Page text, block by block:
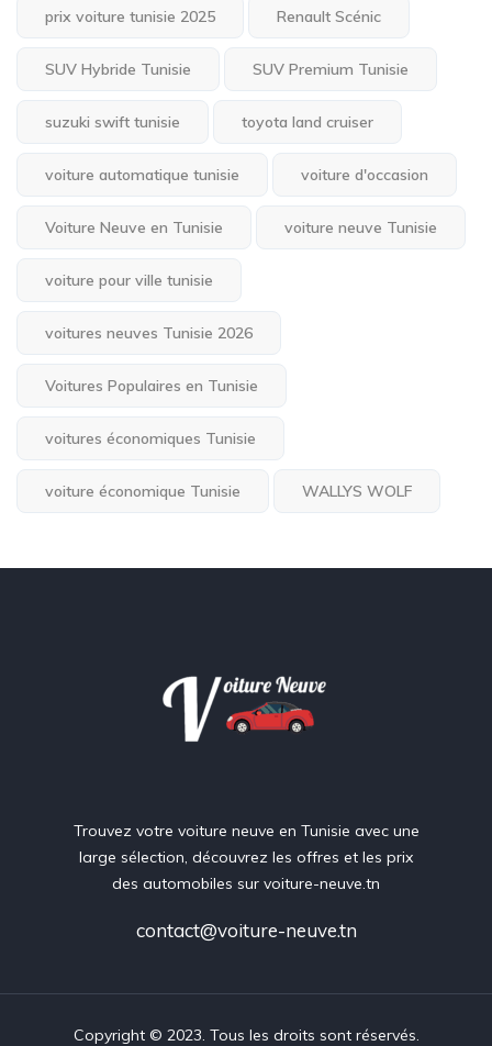
prix voiture tunisie 2025 Renault Scénic
SUV Hybride Tunisie SUV Premium Tunisie
suzuki swift tunisie toyota land cruiser
voiture automatique tunisie voiture d'occasion
Voiture Neuve en Tunisie voiture neuve Tunisie
voiture pour ville tunisie
voitures neuves Tunisie 2026
Voitures Populaires en Tunisie
voitures économiques Tunisie
voiture économique Tunisie WALLYS WOLF
Trouvez votre voiture neuve en Tunisie avec une
large sélection, découvrez les offres et les prix
des automobiles sur voiture-neuve.tn
contact@voiture-neuve.tn
Copyright © 2023. Tous les droits sont réservés.